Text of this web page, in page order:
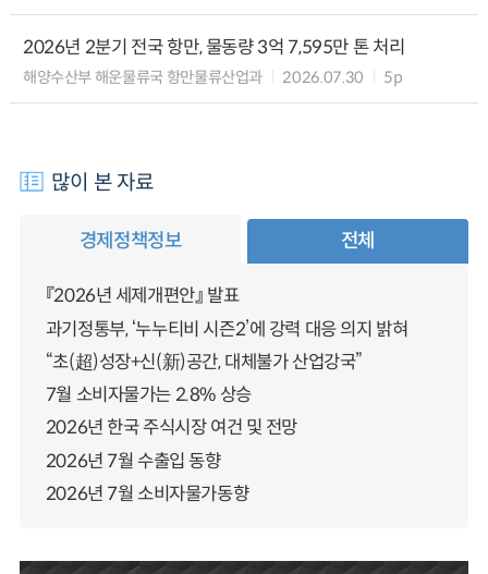
2026년 2분기 전국 항만, 물동량 3억 7,595만 톤 처리
해양수산부 해운물류국 항만물류산업과 2026.07.30 5p
많이 본 자료
경제정책정보 전체
『2026년 세제개편안』 발표
과기정통부, ‘누누티비 시즌2’에 강력 대응 의지 밝혀
“초(超)성장+신(新)공간, 대체불가 산업강국”
7월 소비자물가는 2.8% 상승
2026년 한국 주식시장 여건 및 전망
2026년 7월 수출입 동향
2026년 7월 소비자물가동향